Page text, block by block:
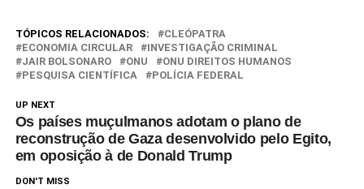
mensagens de líderes
mundiais. O primeiro-ministro
da Hungria, Viktor Órban, foi
um dos primeiros a reagir. “A
TÓPICOS RELACIONADOS:
CLEÓPATRA
ECONOMIA CIRCULAR
INVESTIGAÇÃO CRIMINAL
JAIR BOLSONARO
ONU
ONU DIREITOS HUMANOS
PESQUISA CIENTÍFICA
POLÍCIA FEDERAL
UP NEXT
Os países muçulmanos adotam o plano de
reconstrução de Gaza desenvolvido pelo Egito,
em oposição à de Donald Trump
DON'T MISS